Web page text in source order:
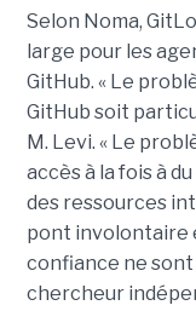
Selon Noma,
large pour les
GitHub. « Le
GitHub soit
M. Levi. « Le
accès à la fois à
des ressources
pont involontaire
confiance ne sont
chercheur